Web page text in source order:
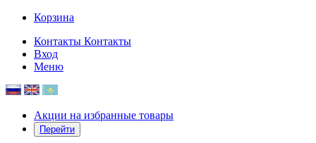
Корзина
Контакты Контакты
Вход
Меню
Акции на избранные товары
Перейти